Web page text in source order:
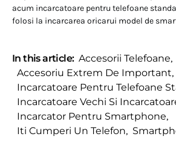
acum incarcatoare pentru telefoane
folosi la incarcarea oricarui model de
In this article: Accesorii Telefoane,
Accesoriu Extrem De Important,
Incarcatoare Pentru Telefoane
Incarcatoare Vechi Si
Incarcator Pentru Smartphone,
Iti Cumperi Un Telefon,